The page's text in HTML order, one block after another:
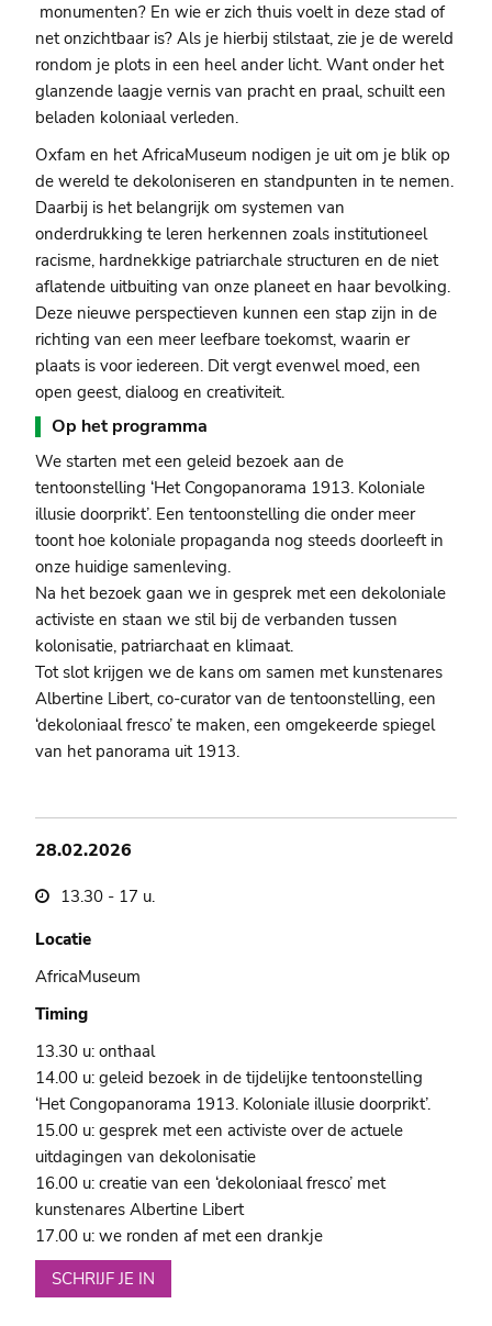
monumenten? En wie er zich thuis voelt in deze stad of
net onzichtbaar is? Als je hierbij stilstaat, zie je de wereld
rondom je plots in een heel ander licht. Want onder het
glanzende laagje vernis van pracht en praal, schuilt een
beladen koloniaal verleden.
Oxfam en het AfricaMuseum nodigen je uit om je blik op
de wereld te dekoloniseren en standpunten in te nemen.
Daarbij is het belangrijk om systemen van
onderdrukking te leren herkennen zoals institutioneel
racisme, hardnekkige patriarchale structuren en de niet
aflatende uitbuiting van onze planeet en haar bevolking.
Deze nieuwe perspectieven kunnen een stap zijn in de
richting van een meer leefbare toekomst, waarin er
plaats is voor iedereen. Dit vergt evenwel moed, een
open geest, dialoog en creativiteit.
Op het programma
We starten met een geleid bezoek aan de
tentoonstelling ‘Het Congopanorama 1913. Koloniale
illusie doorprikt’. Een tentoonstelling die onder meer
toont hoe koloniale propaganda nog steeds doorleeft in
onze huidige samenleving.
Na het bezoek gaan we in gesprek met een dekoloniale
activiste en staan we stil bij de verbanden tussen
kolonisatie, patriarchaat en klimaat.
Tot slot krijgen we de kans om samen met kunstenares
Albertine Libert, co-curator van de tentoonstelling, een
‘dekoloniaal fresco’ te maken, een omgekeerde spiegel
van het panorama uit 1913.
28.02.2026
13.30 - 17 u.
Locatie
AfricaMuseum
Timing
13.30 u: onthaal
14.00 u: geleid bezoek in de tijdelijke tentoonstelling
‘Het Congopanorama 1913. Koloniale illusie doorprikt’.
15.00 u: gesprek met een activiste over de actuele
uitdagingen van dekolonisatie
16.00 u: creatie van een ‘dekoloniaal fresco’ met
kunstenares Albertine Libert
17.00 u: we ronden af met een drankje
SCHRIJF JE IN